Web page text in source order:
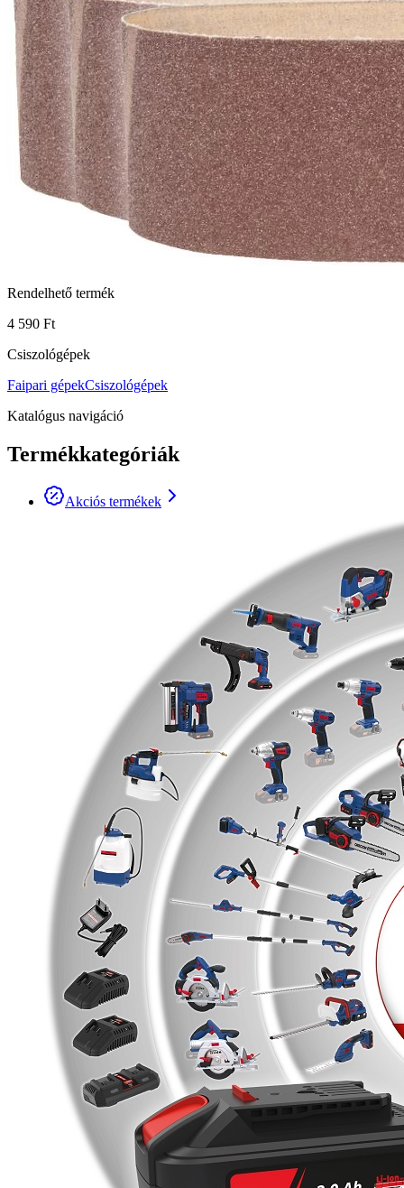
Rendelhető termék
4 590 Ft
Csiszológépek
Faipari gépekCsiszológépek
Katalógus navigáció
Termékkategóriák
Akciós termékek